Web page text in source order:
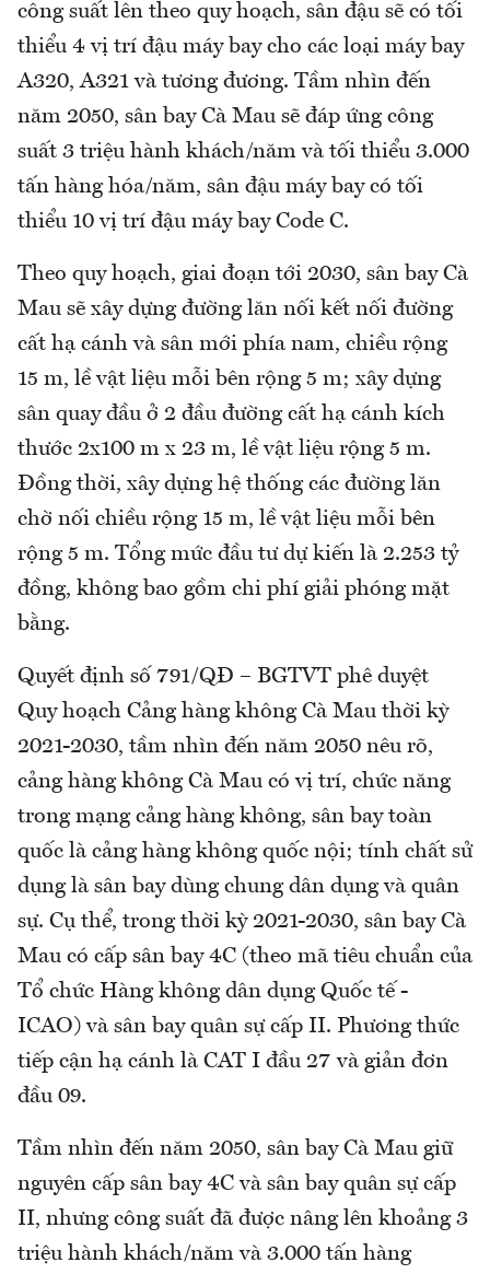
công suất lên theo quy hoạch, sân đậu sẽ có tối
thiểu 4 vị trí đậu máy bay cho các loại máy bay
A320, A321 và tương đương. Tầm nhìn đến
năm 2050, sân bay Cà Mau sẽ đáp ứng công
suất 3 triệu hành khách/năm và tối thiểu 3.000
tấn hàng hóa/năm, sân đậu máy bay có tối
thiểu 10 vị trí đậu máy bay Code C.
Theo quy hoạch, giai đoạn tới 2030, sân bay Cà
Mau sẽ xây dựng đường lăn nối kết nối đường
cất hạ cánh và sân mới phía nam, chiều rộng
15 m, lề vật liệu mỗi bên rộng 5 m; xây dựng
sân quay đầu ở 2 đầu đường cất hạ cánh kích
thước 2x100 m x 23 m, lề vật liệu rộng 5 m.
Đồng thời, xây dựng hệ thống các đường lăn
chờ nối chiều rộng 15 m, lề vật liệu mỗi bên
rộng 5 m. Tổng mức đầu tư dự kiến là 2.253 tỷ
đồng, không bao gồm chi phí giải phóng mặt
bằng.
Quyết định số 791/QĐ – BGTVT phê duyệt
Quy hoạch Cảng hàng không Cà Mau thời kỳ
2021-2030, tầm nhìn đến năm 2050 nêu rõ,
cảng hàng không Cà Mau có vị trí, chức năng
trong mạng cảng hàng không, sân bay toàn
quốc là cảng hàng không quốc nội; tính chất sử
dụng là sân bay dùng chung dân dụng và quân
sự. Cụ thể, trong thời kỳ 2021-2030, sân bay Cà
Mau có cấp sân bay 4C (theo mã tiêu chuẩn của
Tổ chức Hàng không dân dụng Quốc tế -
ICAO) và sân bay quân sự cấp II. Phương thức
tiếp cận hạ cánh là CAT I đầu 27 và giản đơn
đầu 09.
Tầm nhìn đến năm 2050, sân bay Cà Mau giữ
nguyên cấp sân bay 4C và sân bay quân sự cấp
II, nhưng công suất đã được nâng lên khoảng 3
triệu hành khách/năm và 3.000 tấn hàng